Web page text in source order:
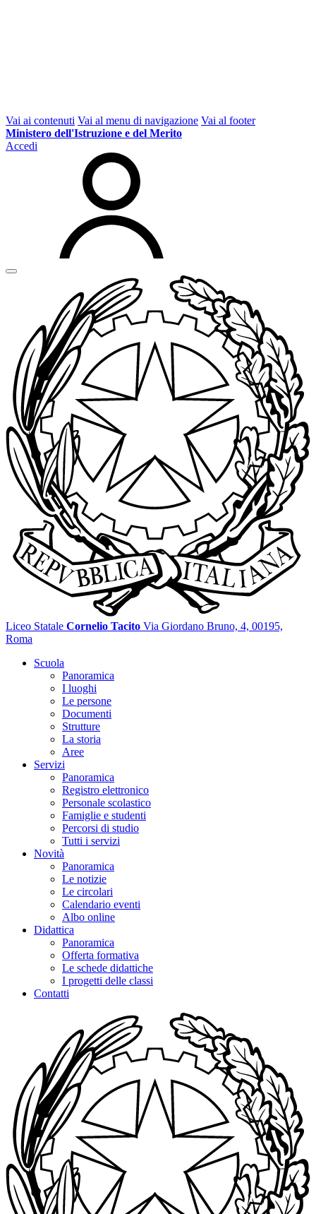
Vai ai contenuti Vai al menu di navigazione Vai al footer
Ministero dell'Istruzione e del Merito
Accedi
Liceo Statale Cornelio Tacito Via Giordano Bruno, 4, 00195,
Roma
Scuola
Panoramica
I luoghi
Le persone
Documenti
Strutture
La storia
Aree
Servizi
Panoramica
Registro elettronico
Personale scolastico
Famiglie e studenti
Percorsi di studio
Tutti i servizi
Novità
Panoramica
Le notizie
Le circolari
Calendario eventi
Albo online
Didattica
Panoramica
Offerta formativa
Le schede didattiche
I progetti delle classi
Contatti